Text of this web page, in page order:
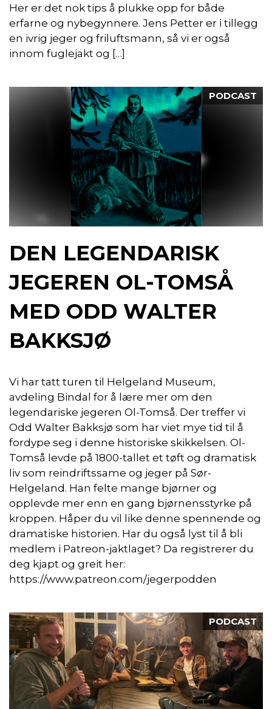
Her er det nok tips å plukke opp for både
erfarne og nybegynnere. Jens Petter er i tillegg
en ivrig jeger og friluftsmann, så vi er også
innom fuglejakt og […]
PODCAST
DEN LEGENDARISK
JEGEREN OL-TOMSÅ
MED ODD WALTER
BAKKSJØ
Vi har tatt turen til Helgeland Museum,
avdeling Bindal for å lære mer om den
legendariske jegeren Ol-Tomså. Der treffer vi
Odd Walter Bakksjø som har viet mye tid til å
fordype seg i denne historiske skikkelsen. Ol-
Tomså levde på 1800-tallet et tøft og dramatisk
liv som reindriftssame og jeger på Sør-
Helgeland. Han felte mange bjørner og
opplevde mer enn en gang bjørnensstyrke på
kroppen. Håper du vil like denne spennende og
dramatiske historien. Har du også lyst til å bli
medlem i Patreon-jaktlaget? Da registrerer du
deg kjapt og greit her:
https://www.patreon.com/jegerpodden
PODCAST